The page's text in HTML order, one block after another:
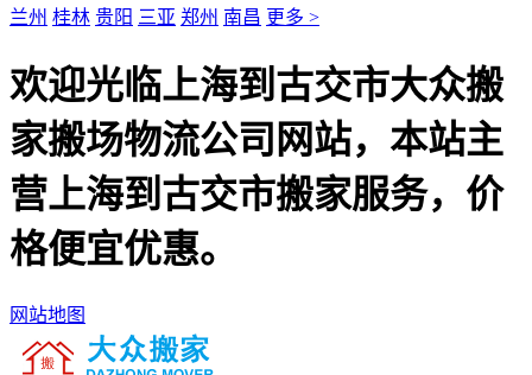
兰州 桂林 贵阳 三亚 郑州 南昌 更多 >
欢迎光临上海到古交市大众搬
家搬场物流公司网站，本站主
营上海到古交市搬家服务，价
格便宜优惠。
网站地图